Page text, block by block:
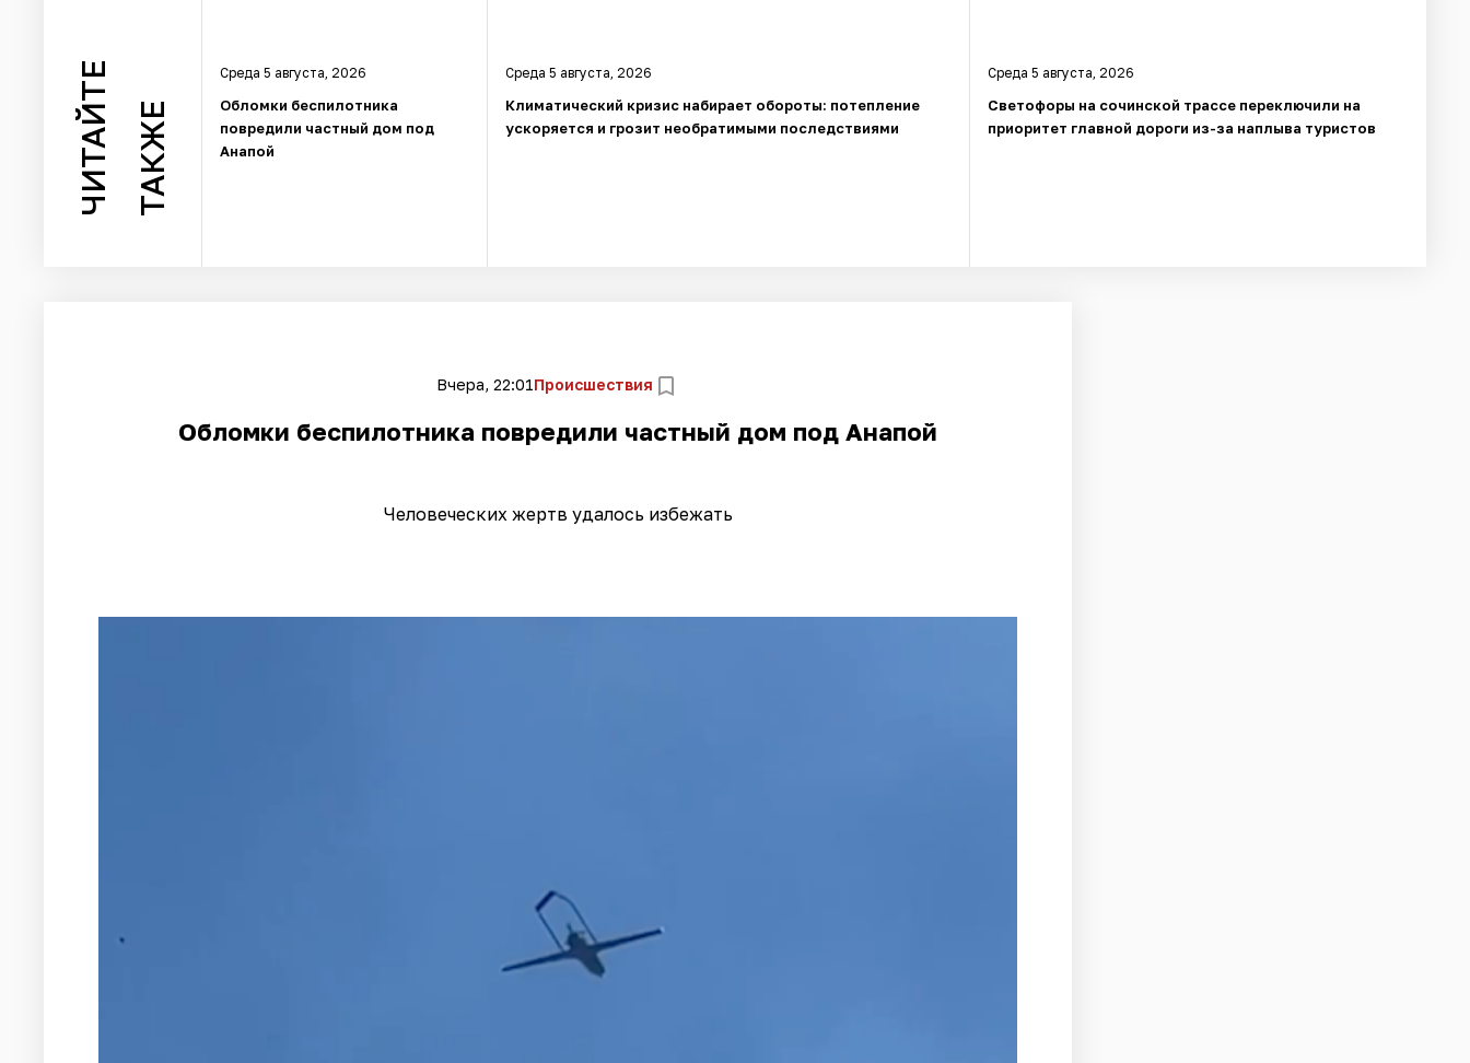
ЧИТАЙТЕ ТАКЖЕ
Среда 5 августа, 2026
Обломки беспилотника
повредили частный дом под
Анапой
Среда 5 августа, 2026
Климатический кризис набирает обороты: потепление
ускоряется и грозит необратимыми последствиями
Среда 5 августа, 2026
Светофоры на сочинской трассе переключили на
приоритет главной дороги из-за наплыва туристов
Вчера, 22:01Происшествия
Обломки беспилотника повредили частный дом под Анапой
Человеческих жертв удалось избежать